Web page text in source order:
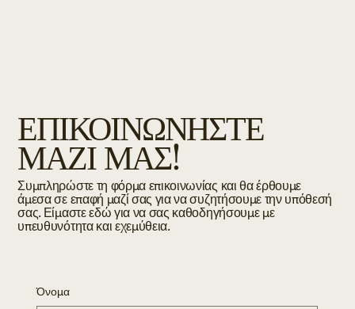
ΕΠΙΚΟΙΝΩΝΗΣΤΕ
ΜΑΖΙ ΜΑΣ!
Συμπληρώστε τη φόρμα επικοινωνίας και θα έρθουμε
άμεσα σε επαφή μαζί σας για να συζητήσουμε την υπόθεσή
σας. Είμαστε εδώ για να σας καθοδηγήσουμε με
υπευθυνότητα και εχεμύθεια.
Όνομα